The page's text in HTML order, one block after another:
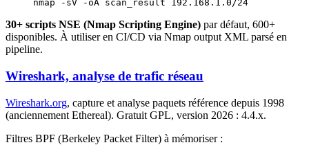
nmap -sV -oA scan_result 192.168.1.0/24
30+ scripts NSE (Nmap Scripting Engine) par défaut, 600+
disponibles. À utiliser en CI/CD via Nmap output XML parsé en
pipeline.
Wireshark, analyse de trafic réseau
Wireshark.org, capture et analyse paquets référence depuis 1998
(anciennement Ethereal). Gratuit GPL, version 2026 : 4.4.x.
Filtres BPF (Berkeley Packet Filter) à mémoriser :